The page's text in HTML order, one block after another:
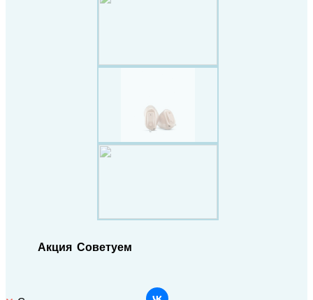
Акция Советуем